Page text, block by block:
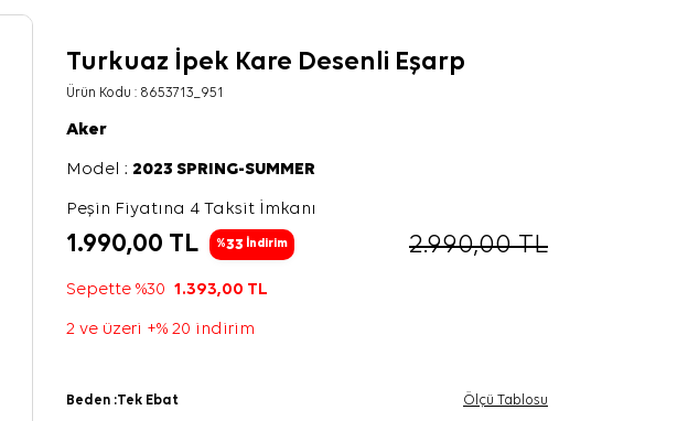
Turkuaz İpek Kare Desenli Eşarp
Ürün Kodu : 8653713_951
Aker
Model :2023 SPRING-SUMMER
Peşin Fiyatına 4 Taksit İmkanı
1.990,00 TL %33 İndirim 2.990,00TL
Sepette %301.393,00 TL
2 ve üzeri +% 20 indirim
Beden :Tek Ebat Ölçü Tablosu